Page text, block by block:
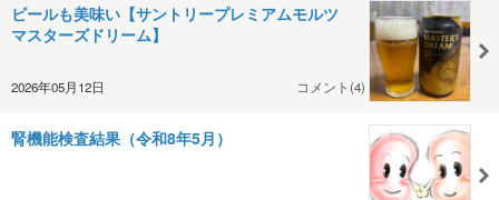
ビールも美味い【サントリープレミアムモルツ
マスターズドリーム】
2026年05月12日 コメント(4)
腎機能検査結果（令和8年5月）